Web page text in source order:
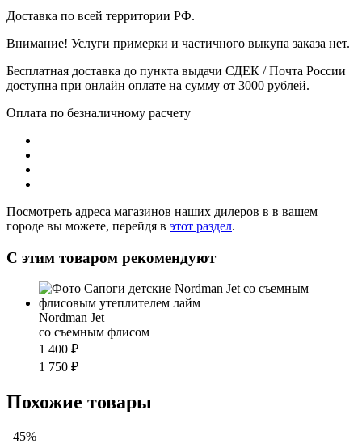
Доставка по всей территории РФ.
Внимание! Услуги примерки и частичного выкупа заказа нет.
Бесплатная доставка до пункта выдачи СДЕК / Почта России
доступна при онлайн оплате на сумму от 3000 рублей.
Оплата по безналичному расчету
Посмотреть адреса магазинов наших дилеров в в вашем
городе вы можете, перейдя в этот раздел.
С этим товаром рекомендуют
Nordman Jet
со съемным флисом
1 400 ₽
1 750 ₽
Похожие товары
–45%